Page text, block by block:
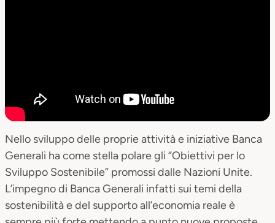
Nello sviluppo delle proprie attività e iniziative Banca
Generali ha come stella polare gli “Obiettivi per lo
Sviluppo Sostenibile” promossi dalle Nazioni Unite.
L’impegno di Banca Generali infatti sui temi della
sostenibilità e del supporto all’economia reale è